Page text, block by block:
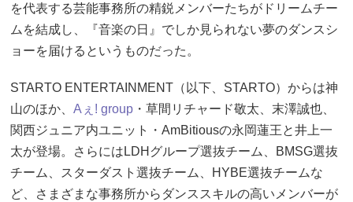
を代表する芸能事務所の精鋭メンバーたちがドリームチー
ムを結成し、『音楽の日』でしか見られない夢のダンスシ
ョーを届けるというものだった。
STARTO ENTERTAINMENT（以下、STARTO）からは神
山のほか、 Aぇ! group ・草間リチャード敬太、末澤誠也、
関西ジュニア内ユニット・AmBitiousの永岡蓮王と井上一
太が登場。さらにはLDHグループ選抜チーム、BMSG選抜
チーム、スターダスト選抜チーム、HYBE選抜チームな
ど、さまざまな事務所からダンススキルの高いメンバーが